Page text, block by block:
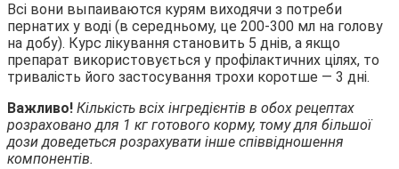
Всі вони выпаиваются курям виходячи з потреби
пернатих у воді (в середньому, це 200-300 мл на голову
на добу). Курс лікування становить 5 днів, а якщо
препарат використовується у профілактичних цілях, то
тривалість його застосування трохи коротше — 3 дні.
Важливо! Кількість всіх інгредієнтів в обох рецептах
розраховано для 1 кг готового корму, тому для більшої
дози доведеться розрахувати інше співвідношення
компонентів.